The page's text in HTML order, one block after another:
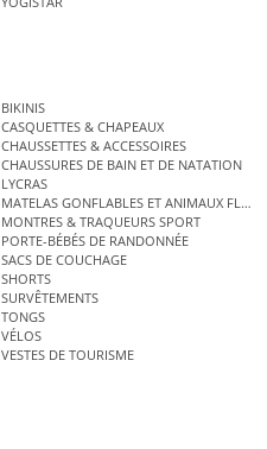
BIKINIS
CASQUETTES & CHAPEAUX
CHAUSSETTES & ACCESSOIRES
CHAUSSURES DE BAIN ET DE NATATION
LYCRAS
MATELAS GONFLABLES ET ANIMAUX
MONTRES & TRAQUEURS SPORT
PORTE-BÉBÉS DE RANDONNÉE
SACS DE COUCHAGE
SHORTS
SURVÊTEMENTS
TONGS
VÉLOS
VESTES DE TOURISME